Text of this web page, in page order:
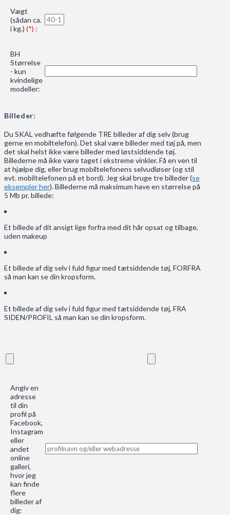
Vægt
(sådan ca.
i kg.)(*) :
BH
Størrelse
- kun
kvindelige
modeller:
Billeder:
Du SKAL vedhæfte følgende TRE billeder af dig selv (brug
gerne en mobiltelefon). Det skal være billeder med tøj på, men
det skal helst ikke være billeder med løstsiddende tøj.
Billederne må ikke være taget i ekstreme vinkler. Få en ven til
at hjælpe dig, eller brug mobiltelefonens selvudløser (og stil
evt. mobiltelefonen på et bord). Jeg skal bruge tre billeder (se
eksempler her). Billederne må maksimum have en størrelse på
5 Mb pr. billede:
Et billede af dit ansigt lige forfra med dit hår opsat og tilbage,
uden makeup
Et billede af dig selv i fuld figur med tætsiddende tøj, FORFRA
så man kan se din kropsform.
Et billede af dig selv i fuld figur med tætsiddende tøj, FRA
SIDEN/PROFIL så man kan se din kropsform.
Angiv en
adresse
til din
profil på
Facebook,
Instagram
eller
andet
online
galleri,
hvor jeg
kan finde
flere
billeder af
dig: